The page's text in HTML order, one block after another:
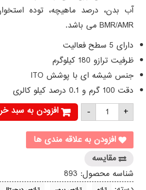
آب بدن، درصد ماهیچه، توده
BMR/AMR می باشد.
دارای 5 سطح فعالیت
ظرفیت ترازو 180 کیلوگرم
جنس شیشه ای با پوشش ITO
دقت 100 گرم و 0.1 درصد کیلو کالری
- ترازوتشخیصیبیورر
مدل
BF
800
عدد
+
افزودن به سبد
افزودن به علاقه مندی ها
مقایسه
شناسه محصول: 893